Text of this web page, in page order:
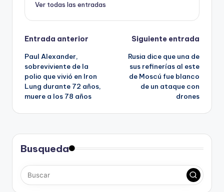
Ver todas las entradas
Navegación
de
entradas
Entrada anterior
Paul Alexander,
sobreviviente de la
polio que vivió en Iron
Lung durante 72 años,
muere a los 78 años
Siguiente entrada
Rusia dice que una de
sus refinerías al este
de Moscú fue blanco
de un ataque con
drones
Busqueda